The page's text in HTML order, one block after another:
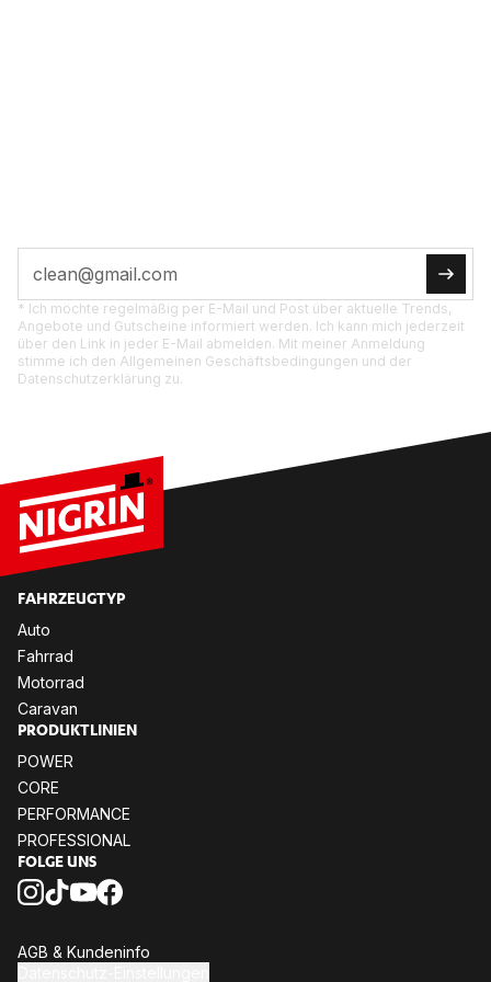
* Ich möchte regelmäßig per E-Mail und Post über aktuelle Trends,
Angebote und Gutscheine informiert werden. Ich kann mich jederzeit
über den Link in jeder E-Mail abmelden. Mit meiner Anmeldung
stimme ich den Allgemeinen Geschäftsbedingungen und der
Datenschutzerklärung zu.
FAHR­ZEUG­TYP
Auto
Fahr­rad
Mo­tor­rad
Ca­ra­van
PRO­DUKT­LI­NI­EN
POW­ER
CORE
PER­FOR­MANCE
PRO­FES­SIO­NAL
FOL­GE UNS
AGB & Kun­den­in­fo